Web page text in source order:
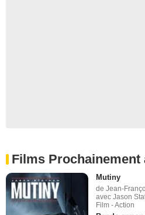
Films Prochainement
Mutiny
de Jean-
avec Jason
Film - Action